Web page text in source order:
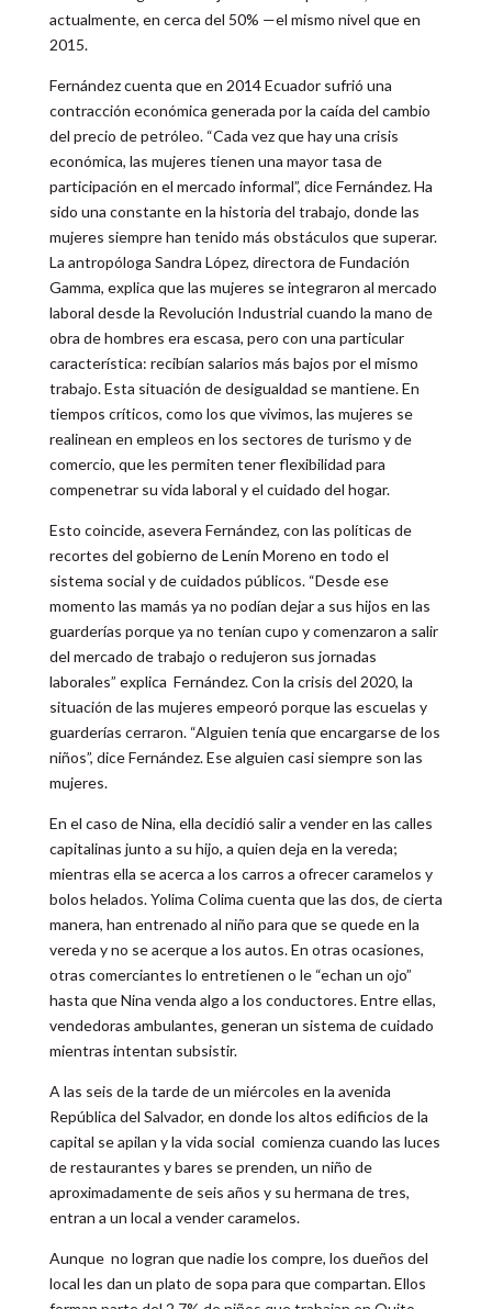
actualmente, en cerca del 50% —el mismo nivel que en
2015.
Fernández cuenta que en 2014 Ecuador sufrió una
contracción económica generada por la caída del cambio
del precio de petróleo. “Cada vez que hay una crisis
económica, las mujeres tienen una mayor tasa de
participación en el mercado informal”, dice Fernández. Ha
sido una constante en la historia del trabajo, donde las
mujeres siempre han tenido más obstáculos que superar.
La antropóloga Sandra López, directora de Fundación
Gamma, explica que las mujeres se integraron al mercado
laboral desde la Revolución Industrial cuando la mano de
obra de hombres era escasa, pero con una particular
característica: recibían salarios más bajos por el mismo
trabajo. Esta situación de desigualdad se mantiene. En
tiempos críticos, como los que vivimos, las mujeres se
realinean en empleos en los sectores de turismo y de
comercio, que les permiten tener flexibilidad para
compenetrar su vida laboral y el cuidado del hogar.
Esto coincide, asevera Fernández, con las políticas de
recortes del gobierno de Lenín Moreno en todo el
sistema social y de cuidados públicos. “Desde ese
momento las mamás ya no podían dejar a sus hijos en las
guarderías porque ya no tenían cupo y comenzaron a salir
del mercado de trabajo o redujeron sus jornadas
laborales” explica Fernández. Con la crisis del 2020, la
situación de las mujeres empeoró porque las escuelas y
guarderías cerraron. “Alguien tenía que encargarse de los
niños”, dice Fernández. Ese alguien casi siempre son las
mujeres.
En el caso de Nina, ella decidió salir a vender en las calles
capitalinas junto a su hijo, a quien deja en la vereda;
mientras ella se acerca a los carros a ofrecer caramelos y
bolos helados. Yolima Colima cuenta que las dos, de cierta
manera, han entrenado al niño para que se quede en la
vereda y no se acerque a los autos. En otras ocasiones,
otras comerciantes lo entretienen o le “echan un ojo”
hasta que Nina venda algo a los conductores. Entre ellas,
vendedoras ambulantes, generan un sistema de cuidado
mientras intentan subsistir.
A las seis de la tarde de un miércoles en la avenida
República del Salvador, en donde los altos edificios de la
capital se apilan y la vida social comienza cuando las luces
de restaurantes y bares se prenden, un niño de
aproximadamente de seis años y su hermana de tres,
entran a un local a vender caramelos.
Aunque no logran que nadie los compre, los dueños del
local les dan un plato de sopa para que compartan. Ellos